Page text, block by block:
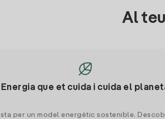
Al
Energia que et cuida i cuida el
per un model energètic sostenible.